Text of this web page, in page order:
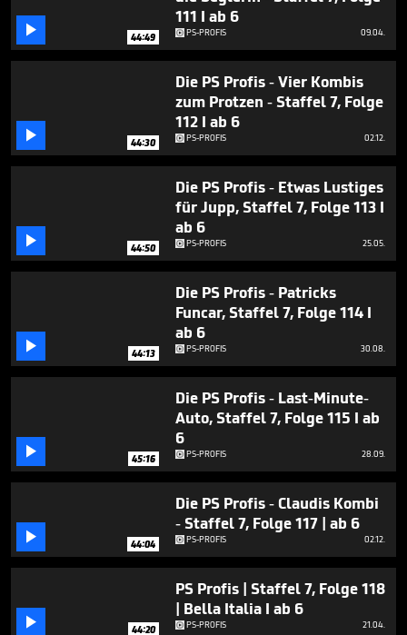
minutes,
seconds
 44:49
111 I ab 6
PS-PROFIS 09.04.
 44:30
Die PS Profis - Vier Kombis
zum Protzen - Staffel 7, Folge
112 I ab 6
PS-PROFIS 02.12.
 44:50
Die PS Profis - Etwas Lustiges
für Jupp, Staffel 7, Folge 113 I
ab 6
PS-PROFIS 25.05.
 44:13
Die PS Profis - Patricks
Funcar, Staffel 7, Folge 114 I
ab 6
PS-PROFIS 30.08.
 45:16
Die PS Profis - Last-Minute-
Auto, Staffel 7, Folge 115 I ab
6
PS-PROFIS 28.09.
 44:04
Die PS Profis - Claudis Kombi
- Staffel 7, Folge 117 | ab 6
PS-PROFIS 02.12.
 44:20
PS Profis | Staffel 7, Folge 118
| Bella Italia I ab 6
PS-PROFIS 21.04.